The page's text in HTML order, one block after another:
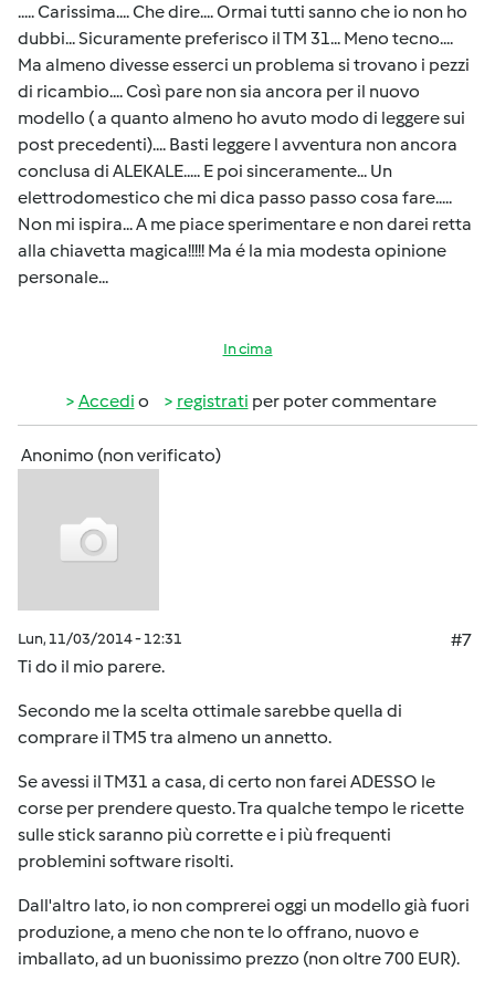
..... Carissima.... Che dire.... Ormai tutti sanno che io non ho
dubbi... Sicuramente preferisco il TM 31... Meno tecno....
Ma almeno divesse esserci un problema si trovano i pezzi
di ricambio.... Così pare non sia ancora per il nuovo
modello ( a quanto almeno ho avuto modo di leggere sui
post precedenti).... Basti leggere l avventura non ancora
conclusa di ALEKALE..... E poi sinceramente... Un
elettrodomestico che mi dica passo passo cosa fare.....
Non mi ispira... A me piace sperimentare e non darei retta
alla chiavetta magica!!!!! Ma é la mia modesta opinione
personale...
In cima
Accedi o registrati per poter commentare
Anonimo (non verificato)
Lun, 11/03/2014 - 12:31
#7
Ti do il mio parere.
Secondo me la scelta ottimale sarebbe quella di
comprare il TM5 tra almeno un annetto.
Se avessi il TM31 a casa, di certo non farei ADESSO le
corse per prendere questo. Tra qualche tempo le ricette
sulle stick saranno più corrette e i più frequenti
problemini software risolti.
Dall'altro lato, io non comprerei oggi un modello già fuori
produzione, a meno che non te lo offrano, nuovo e
imballato, ad un buonissimo prezzo (non oltre 700 EUR).